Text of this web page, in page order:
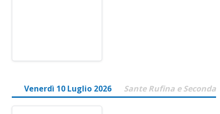
Venerdì 10 Luglio 2026 Sante Rufina e Seconda